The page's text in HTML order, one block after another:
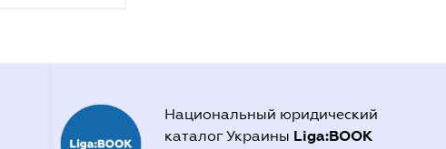
Национальный юридический
каталог Украины Liga:BOOK